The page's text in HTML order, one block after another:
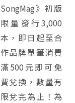
SongMag》初版
限量發行3,000
本，即日起至合
作品牌單筆消費
滿500元即可免
費兌換，數量有
限兌完為止！為